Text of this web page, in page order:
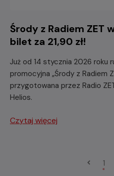
Środy z Radiem ZET
bilet za 21,90 zł!
Już od 14 stycznia 2026 roku
promocyjna „Środy z Radiem
przygotowana przez Radio
Helios.
Czytaj więcej
1